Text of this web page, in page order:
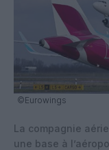
©Eurowings
La compagnie
une base à